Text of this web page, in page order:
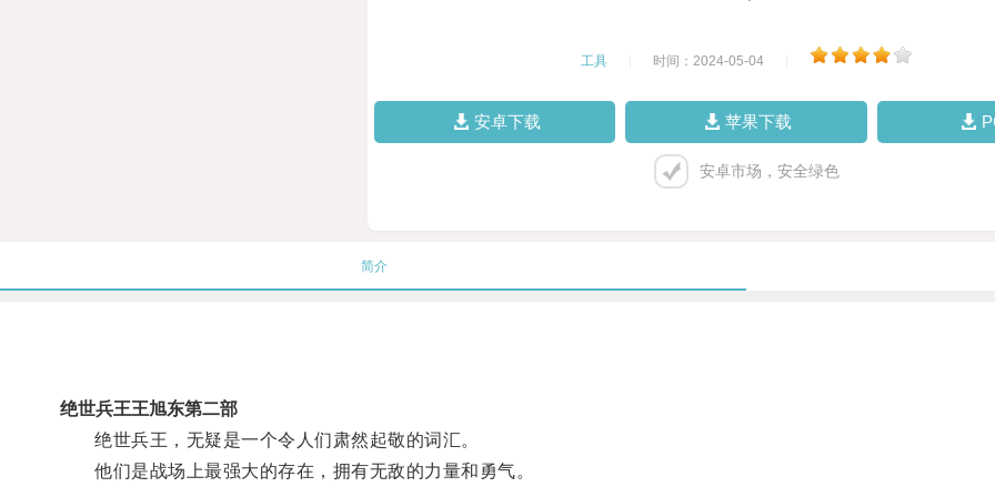
工具 时间：2024-05-04
安卓下载 苹果下载
安卓市场，安全绿色
简介
绝世兵王王旭东第二部
绝世兵王，无疑是一个令人们肃然起敬的词汇。
他们是战场上最强大的存在，拥有无敌的力量和勇气。